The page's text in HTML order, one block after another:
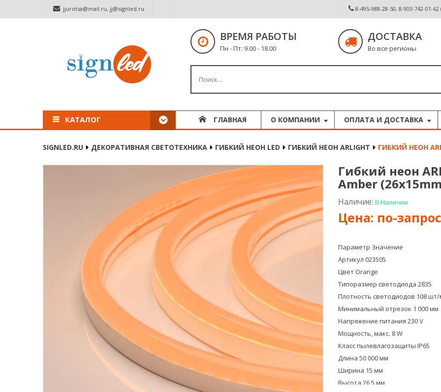
jjurotsa@mail.ru, jj@signled.ru 8-495-988-28-50, 8-903-742-01-
ВРЕМЯ РАБОТЫ
Пн - Пт: 9.00 - 18.00
ДОСТАВКА
Во все регионы
КАТАЛОГ ГЛАВНАЯ О КОМПАНИИ ОПЛАТА И ДОСТАВКА
SIGNLED.RU ДЕКОРАТИВНАЯ СВЕТОТЕХНИКА ГИБКИЙ НЕОН LED ГИБКИЙ НЕОН ARLIGHT ГИБКИЙ НЕОН
Гибкий неон
Amber
Наличие: В Наличии
Параметр Значение
Артикул 023505
Цвет Orange
Типоразмер светодиода 2835
Плотность светодиодов 108
Минимальный отрезок 1 000 мм
Напряжение питания 230 V
Мощность, макс. 8 W
Класс пылевлагозащиты IP65
Длина 50 000 мм
Ширина 15 мм
Высота 26,5 мм